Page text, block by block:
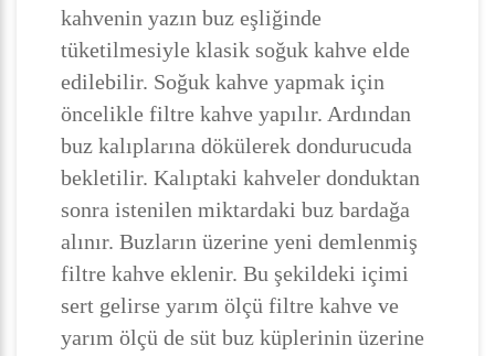
kahvenin yazın buz eşliğinde
tüketilmesiyle klasik soğuk kahve elde
edilebilir. Soğuk kahve yapmak için
öncelikle filtre kahve yapılır. Ardından
buz kalıplarına dökülerek dondurucuda
bekletilir. Kalıptaki kahveler donduktan
sonra istenilen miktardaki buz bardağa
alınır. Buzların üzerine yeni demlenmiş
filtre kahve eklenir. Bu şekildeki içimi
sert gelirse yarım ölçü filtre kahve ve
yarım ölçü de süt buz küplerinin üzerine